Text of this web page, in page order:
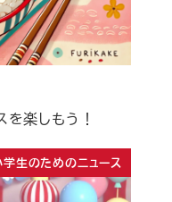
を楽しもう！
学生のためのニュース